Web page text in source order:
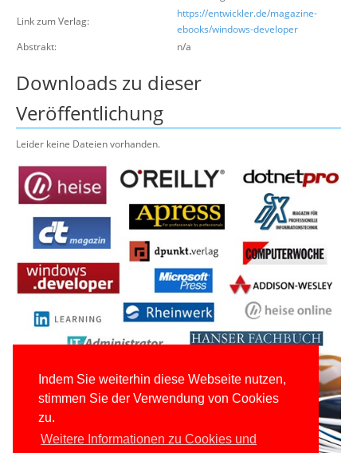
Indem Sie weiterhin diese Webseite nutzen,
stimmen Sie der Verwendung von Cookies
zu.
Weitere Informationen zu Cookies und
Link zum Verlag:
https://entwickler.de/magazine-
ebooks/windows-developer
Abstrakt:
n/a
Downloads zu dieser
Veröffentlichung
Leider keine Dateien vorhanden.